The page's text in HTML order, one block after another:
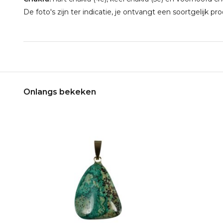
De foto's zijn ter indicatie, je ontvangt een soortgelijk
Onlangs bekeken